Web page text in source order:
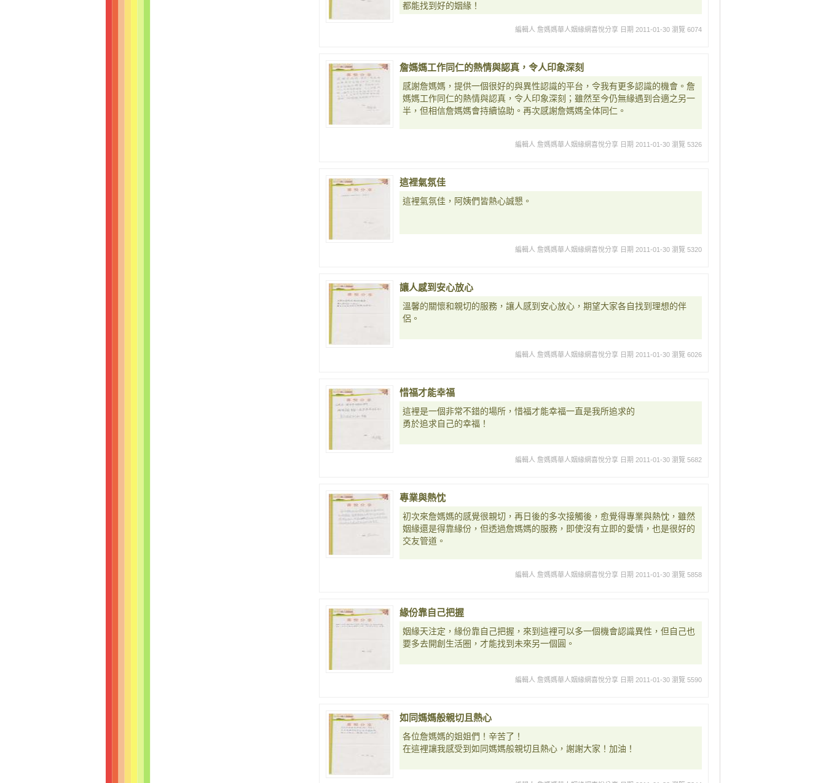
都能找到好的姻緣！
編輯人 詹媽媽華人姻緣網喜悅分享 日期 2011-01-30 瀏覽 6074
詹媽媽工作同仁的熱情與認真，令人印象深刻
感謝詹媽媽，提供一個很好的與異性認識的平台，令我有更多認識的機會。詹
媽媽工作同仁的熱情與認真，令人印象深刻；雖然至今仍無緣遇到合適之另一
半，但相信詹媽媽會持續協助。再次感謝詹媽媽全体同仁。
編輯人 詹媽媽華人姻緣網喜悅分享 日期 2011-01-30 瀏覽 5326
這裡氣氛佳
這裡氣氛佳，阿姨們皆熱心誠懇。
編輯人 詹媽媽華人姻緣網喜悅分享 日期 2011-01-30 瀏覽 5320
讓人感到安心放心
溫馨的關懷和親切的服務，讓人感到安心放心，期望大家各自找到理想的伴
侶。
編輯人 詹媽媽華人姻緣網喜悅分享 日期 2011-01-30 瀏覽 6026
惜福才能幸福
這裡是一個非常不錯的場所，惜福才能幸福一直是我所追求的
勇於追求自己的幸福！
編輯人 詹媽媽華人姻緣網喜悅分享 日期 2011-01-30 瀏覽 5682
專業與熱忱
初次來詹媽媽的感覺很親切，再日後的多次接觸後，愈覺得專業與熱忱，雖然
姻緣還是得靠緣份，但透過詹媽媽的服務，即使沒有立即的愛情，也是很好的
交友管道。
編輯人 詹媽媽華人姻緣網喜悅分享 日期 2011-01-30 瀏覽 5858
緣份靠自己把握
姻緣天注定，緣份靠自己把握，來到這裡可以多一個機會認識異性，但自己也
要多去開創生活圈，才能找到未來另一個圓。
編輯人 詹媽媽華人姻緣網喜悅分享 日期 2011-01-30 瀏覽 5590
如同媽媽般親切且熱心
各位詹媽媽的姐姐們！辛苦了！
在這裡讓我感受到如同媽媽般親切且熱心，謝謝大家！加油！